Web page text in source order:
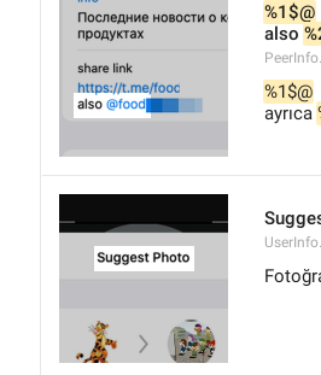
%1$@
also
%1$@
ayrıca